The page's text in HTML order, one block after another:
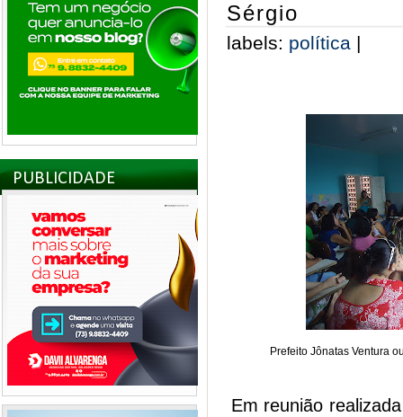
PUBLICIDADE
Sérgio
labels: política |
Prefeito Jônatas Ventura
Em reunião